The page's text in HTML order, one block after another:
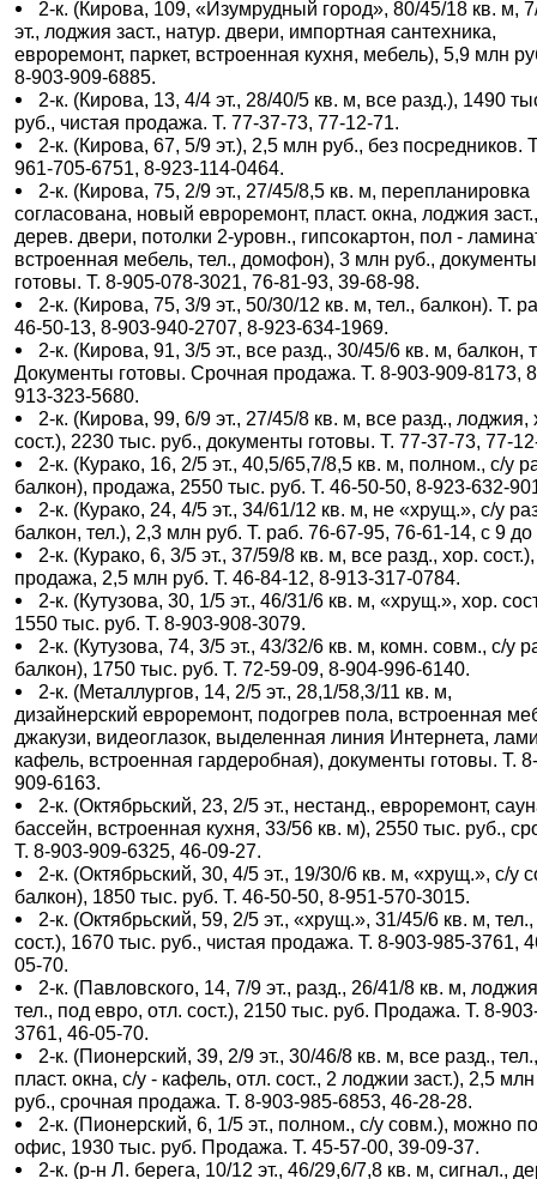
2-к. (Кирова, 109, «Изумрудный город», 80/45/18 кв. м,
эт., лоджия заст., натур. двери, импортная сантехника,
евроремонт, паркет, встроенная кухня, мебель), 5,9 млн
8-903-909-6885.
2-к. (Кирова, 13, 4/4 эт., 28/40/5 кв. м, все разд.), 1490
руб., чистая продажа. Т. 77-37-73, 77-12-71.
2-к. (Кирова, 67, 5/9 эт.), 2,5 млн руб., без посредников.
961-705-6751, 8-923-114-0464.
2-к. (Кирова, 75, 2/9 эт., 27/45/8,5 кв. м, перепланировка
согласована, новый евроремонт, пласт. окна, лоджия
дерев. двери, потолки 2-уровн., гипсокартон, пол -
встроенная мебель, тел., домофон), 3 млн руб., документы
готовы. Т. 8-905-078-3021, 76-81-93, 39-68-98.
2-к. (Кирова, 75, 3/9 эт., 50/30/12 кв. м, тел., балкон). Т.
46-50-13, 8-903-940-2707, 8-923-634-1969.
2-к. (Кирова, 91, 3/5 эт., все разд., 30/45/6 кв. м, балкон,
Документы готовы. Срочная продажа. Т. 8-903-909-8173,
913-323-5680.
2-к. (Кирова, 99, 6/9 эт., 27/45/8 кв. м, все разд., лоджия,
сост.), 2230 тыс. руб., документы готовы. Т. 77-37-73, 77-
2-к. (Курако, 16, 2/5 эт., 40,5/65,7/8,5 кв. м, полном., с/у
балкон), продажа, 2550 тыс. руб. Т. 46-50-50, 8-923-632-
2-к. (Курако, 24, 4/5 эт., 34/61/12 кв. м, не «хрущ.», с/у
балкон, тел.), 2,3 млн руб. Т. раб. 76-67-95, 76-61-14, с 9 до
2-к. (Курако, 6, 3/5 эт., 37/59/8 кв. м, все разд., хор. сост.),
продажа, 2,5 млн руб. Т. 46-84-12, 8-913-317-0784.
2-к. (Кутузова, 30, 1/5 эт., 46/31/6 кв. м, «хрущ.», хор.
1550 тыс. руб. Т. 8-903-908-3079.
2-к. (Кутузова, 74, 3/5 эт., 43/32/6 кв. м, комн. совм., с/у
балкон), 1750 тыс. руб. Т. 72-59-09, 8-904-996-6140.
2-к. (Металлургов, 14, 2/5 эт., 28,1/58,3/11 кв. м,
дизайнерский евроремонт, подогрев пола, встроенная
джакузи, видеоглазок, выделенная линия Интернета,
кафель, встроенная гардеробная), документы готовы. Т.
909-6163.
2-к. (Октябрьский, 23, 2/5 эт., нестанд., евроремонт,
бассейн, встроенная кухня, 33/56 кв. м), 2550 тыс. руб.,
Т. 8-903-909-6325, 46-09-27.
2-к. (Октябрьский, 30, 4/5 эт., 19/30/6 кв. м, «хрущ.», с/у
балкон), 1850 тыс. руб. Т. 46-50-50, 8-951-570-3015.
2-к. (Октябрьский, 59, 2/5 эт., «хрущ.», 31/45/6 кв. м,
сост.), 1670 тыс. руб., чистая продажа. Т. 8-903-985-3761,
05-70.
2-к. (Павловского, 14, 7/9 эт., разд., 26/41/8 кв. м,
тел., под евро, отл. сост.), 2150 тыс. руб. Продажа. Т. 8-
3761, 46-05-70.
2-к. (Пионерский, 39, 2/9 эт., 30/46/8 кв. м, все разд.,
пласт. окна, с/у - кафель, отл. сост., 2 лоджии заст.), 2,5 млн
руб., срочная продажа. Т. 8-903-985-6853, 46-28-28.
2-к. (Пионерский, 6, 1/5 эт., полном., с/у совм.), можно
офис, 1930 тыс. руб. Продажа. Т. 45-57-00, 39-09-37.
2-к. (р-н Л. берега, 10/12 эт., 46/29,6/7,8 кв. м, сигнал.,